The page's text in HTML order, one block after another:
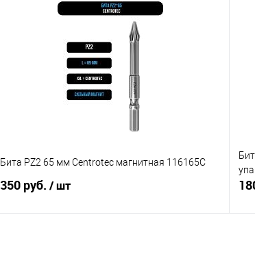
В корзину
Бита PZ2 65 мм Centrotec магнитная 116165C
350 руб. / шт